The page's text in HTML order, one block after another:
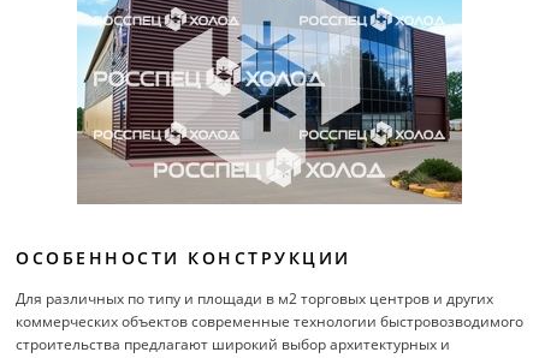
ОСОБЕННОСТИ КОНСТРУКЦИИ
Для различных по типу и площади в м2 торговых центров и других
коммерческих объектов современные технологии быстровозводимого
строительства предлагают широкий выбор архитектурных и